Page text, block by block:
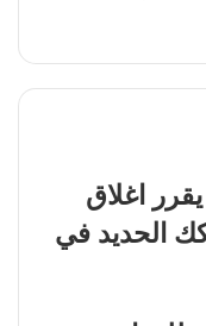
اغلاق
الحديد في